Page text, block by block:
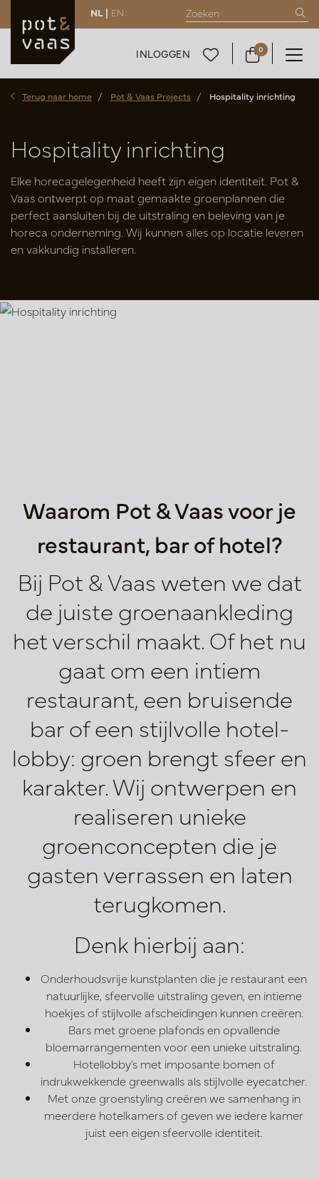
NL | EN
INLOGGEN 0
Terug naar home Pot & Vaas Projects Hospitality inrichting
Hospitality inrichting
Elke horecagelegenheid heeft zijn eigen identiteit. Pot &
Vaas ontwerpt op maat gemaakte groenplannen die
perfect aansluiten bij de uitstraling en beleving van je
horeca onderneming. Wij kunnen alles op locatie leveren
en vakkundig installeren.
Waarom Pot & Vaas voor je
restaurant, bar of hotel?
Bij Pot & Vaas weten we dat
de juiste groenaankleding
het verschil maakt. Of het nu
gaat om een intiem
restaurant, een bruisende
bar of een stijlvolle hotel­
lobby: groen brengt sfeer en
karakter. Wij ontwerpen en
realiseren unieke
groenconcepten die je
gasten verrassen en laten
terugkomen.
Denk hierbij aan:
Onderhoudsvrije kunstplanten die je restaurant een
natuurlijke, sfeervolle uitstraling geven, en intieme
hoekjes of stijlvolle afscheidingen kunnen creëren.
Bars met groene plafonds en opvallende
bloemarrangementen vooreen unieke uitstraling.
Hotellobby’s met imposante bomen of
indrukwekkende greenwalls als stijlvolle eyecatcher.
Met onze groenstyling creëren we samenhang in
meerdere hotelkamers of geven we iedere kamer
juist een eigen sfeervolle identiteit.